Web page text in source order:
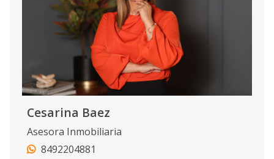
Cesarina Baez
Asesora Inmobiliaria
8492204881